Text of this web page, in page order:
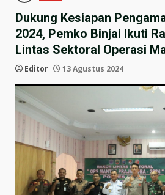
Dukung Kesiapan
2024, Pemko Binjai Ikuti
Lintas Sektoral Operasi
Editor 13 Agustus 2024